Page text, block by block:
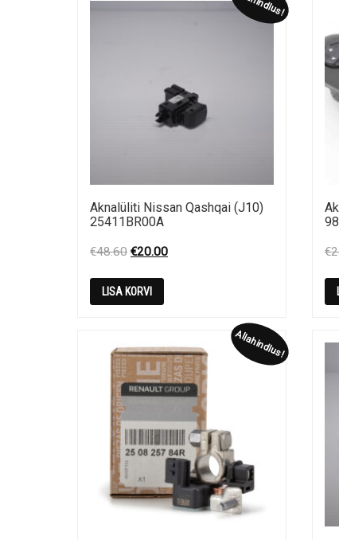
Aknalüliti Nissan Qashqai (J10)
25411BR00A
€48.60 Original
was:
€48.60.
€20.00Current
LISA KORVI
€
Allahindlus!